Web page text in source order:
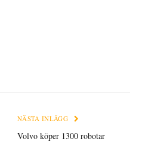
NÄSTA INLÄGG
Volvo köper 1300 robotar